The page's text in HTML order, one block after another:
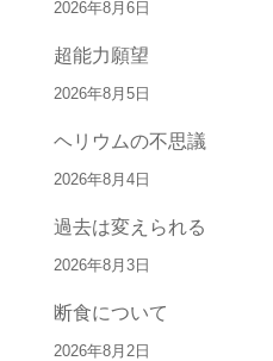
2026年8月6日
超能力願望
2026年8月5日
ヘリウムの不思議
2026年8月4日
過去は変えられる
2026年8月3日
断食について
2026年8月2日